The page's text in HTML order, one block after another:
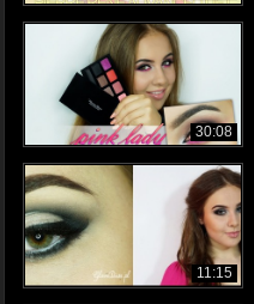
30:08
11:15